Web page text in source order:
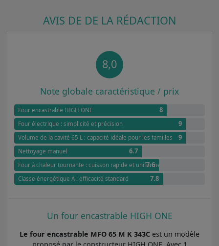
AVIS DE DE LA RÉDACTION
8,0
Note globale caractéristique / prix
Four encastrable HIGH ONE 8
Four électrique : simplicité et précision 9
Volume de la cavité 65 L : capacité idéale pour les familles 9
Nettoyage manuel 6.7
Four à chaleur tournante : cuisson rapide et uniforme
7.6
Classe énergétique A : efficacité standard 7.8
Un four encastrable HIGH ONE
Le four encastrable MFO 65 M K 343C est un modèle
proposé par le constructeur HIGH ONE. Avec 1